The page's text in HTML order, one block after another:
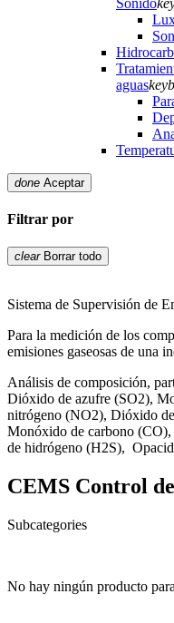
aguas
done Aceptar
Filtrar por
clear Borrar todo
Sistema de Supervisión de
Para la medición de los
emisiones gaseosas de una
Análisis de composición,
Dióxido de azufre (SO2),
nitrógeno (NO2), Dióxido
Monóxido de carbono
de hidrógeno (H2S),
CEMS Control
Subcategories
No hay ningún producto